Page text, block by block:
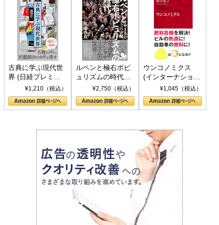
古典に学ぶ現代世
界 (日経プレミア
シリーズ)¥1,210（税込）
ルペンと極右ポピ
ュリズムの時代：
〈ヤヌス〉の二つ
の顔
¥2,750（税込）
ウンコノミクス
(インターナショナ
ル新書)¥1,045（税込）